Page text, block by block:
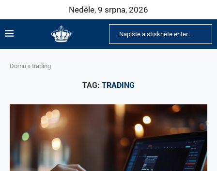
Neděle, 9 srpna, 2026
Domů » trading
TAG: TRADING